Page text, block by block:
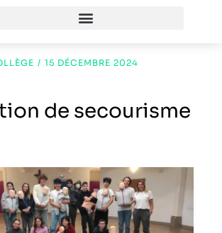
/ 15 DÉCEMBRE 2024
de secourisme